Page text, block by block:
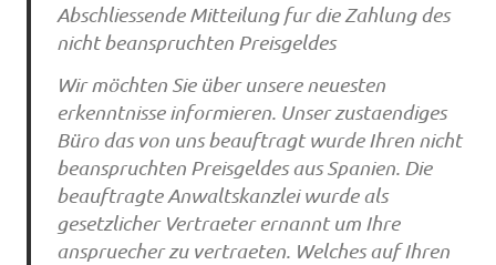
Abschliessende Mitteilung fur die Zahlung des
nicht beanspruchten Preisgeldes
Wir möchten Sie über unsere neuesten
erkenntnisse informieren. Unser zustaendiges
Büro das von uns beauftragt wurde Ihren nicht
beanspruchten Preisgeldes aus Spanien. Die
beauftragte Anwaltskanzlei wurde als
gesetzlicher Vertraeter ernannt um Ihre
anspruecher zu vertraeten. Welches auf Ihren